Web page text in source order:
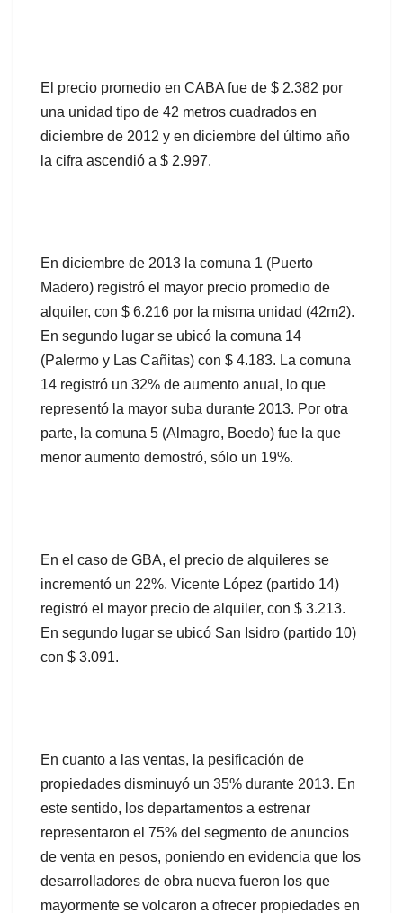
El precio promedio en CABA fue de $ 2.382 por
una unidad tipo de 42 metros cuadrados en
diciembre de 2012 y en diciembre del último año
la cifra ascendió a $ 2.997.
En diciembre de 2013 la comuna 1 (Puerto
Madero) registró el mayor precio promedio de
alquiler, con $ 6.216 por la misma unidad (42m2).
En segundo lugar se ubicó la comuna 14
(Palermo y Las Cañitas) con $ 4.183. La comuna
14 registró un 32% de aumento anual, lo que
representó la mayor suba durante 2013. Por otra
parte, la comuna 5 (Almagro, Boedo) fue la que
menor aumento demostró, sólo un 19%.
En el caso de GBA, el precio de alquileres se
incrementó un 22%. Vicente López (partido 14)
registró el mayor precio de alquiler, con $ 3.213.
En segundo lugar se ubicó San Isidro (partido 10)
con $ 3.091.
En cuanto a las ventas, la pesificación de
propiedades disminuyó un 35% durante 2013. En
este sentido, los departamentos a estrenar
representaron el 75% del segmento de anuncios
de venta en pesos, poniendo en evidencia que los
desarrolladores de obra nueva fueron los que
mayormente se volcaron a ofrecer propiedades en